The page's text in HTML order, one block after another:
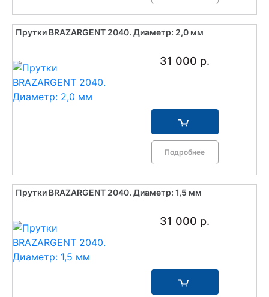
Прутки BRAZARGENT 2040. Диаметр: 2,0 мм
31 000 р.
Подробнее
Прутки BRAZARGENT 2040. Диаметр: 1,5 мм
31 000 р.